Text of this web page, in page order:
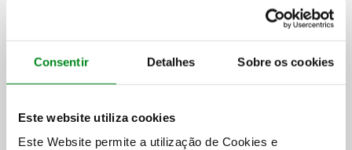
Consentir Detalhes Sobre os cookies
Este website utiliza cookies
Este Website permite a utilização de Cookies e